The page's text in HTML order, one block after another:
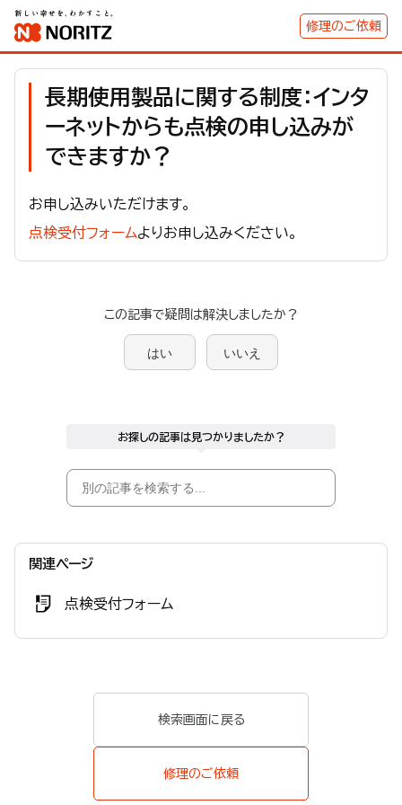
修理のご依頼
長期使用製品に関する制度：インタ
ーネットからも点検の申し込みが
できますか？
お申し込みいただけます。
点検受付フォームよりお申し込みください。
この記事で疑問は解決しましたか？
はい いいえ
お探しの記事は見つかりましたか？
関連ページ
点検受付フォーム
検索画面に戻る
修理のご依頼